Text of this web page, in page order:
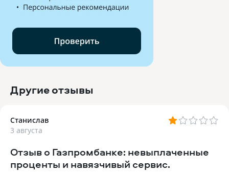
Другие отзывы
Станислав
3 августа
Отзыв о Газпромбанке: невыплаченные
проценты и навязчивый сервис.